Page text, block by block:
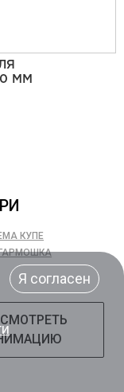
ММ
КУПЕ
Я согласен